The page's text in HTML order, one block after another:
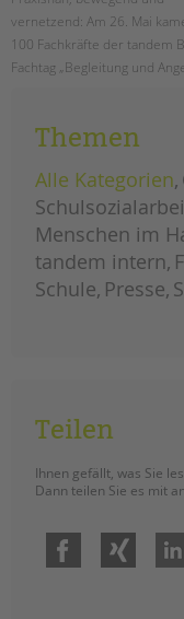
Magazin
KONTAKT
Datenschutz
Hinweisgebersystem
Intranet
vernetzend: Am 26. Mai
100 Fachkräfte der tandem
Fachtag „Begleitung und
die
begleitung
von
mit
komplexen
Themen
Alle Kategorien
Menschen im
tandem intern
Schule Presse
Teilen
Ihnen gefällt, was Sie
Dann teilen Sie es mit
Facebook Xing